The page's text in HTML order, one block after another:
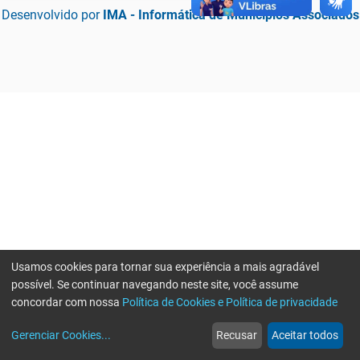
Desenvolvido por IMA - Informática de Municípios Associados
web
Notícias
more_horiz
Mais
Usamos cookies para tornar sua experiência a mais agradável
possível. Se continuar navegando neste site, você assume
concordar com nossa Política de Cookies e Política de privacidade
Gerenciar Cookies... Recusar Aceitar todos
Erro ao enviar informações, por favor tente novamente